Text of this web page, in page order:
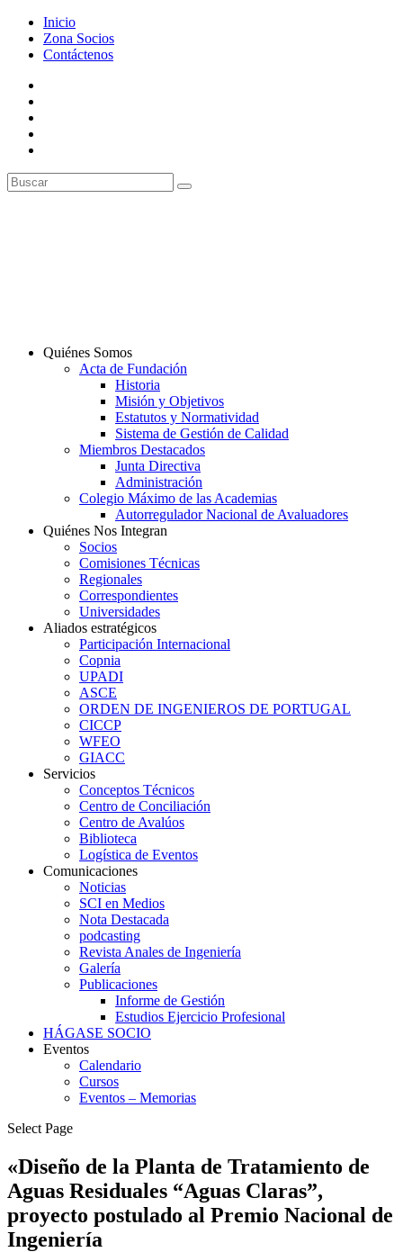
Inicio
Zona Socios
Contáctenos
Quiénes Somos
Acta de Fundación
Historia
Misión y Objetivos
Estatutos y Normatividad
Sistema de Gestión de Calidad
Miembros Destacados
Junta Directiva
Administración
Colegio Máximo de las Academias
Autorregulador Nacional de Avaluadores
Quiénes Nos Integran
Socios
Comisiones Técnicas
Regionales
Correspondientes
Universidades
Aliados estratégicos
Participación Internacional
Copnia
UPADI
ASCE
ORDEN DE INGENIEROS DE PORTUGAL
CICCP
WFEO
GIACC
Servicios
Conceptos Técnicos
Centro de Conciliación
Centro de Avalúos
Biblioteca
Logística de Eventos
Comunicaciones
Noticias
SCI en Medios
Nota Destacada
podcasting
Revista Anales de Ingeniería
Galería
Publicaciones
Informe de Gestión
Estudios Ejercicio Profesional
HÁGASE SOCIO
Eventos
Calendario
Cursos
Eventos – Memorias
Select Page
«Diseño de la Planta de Tratamiento de
Aguas Residuales “Aguas Claras”,
proyecto postulado al Premio Nacional de
Ingeniería